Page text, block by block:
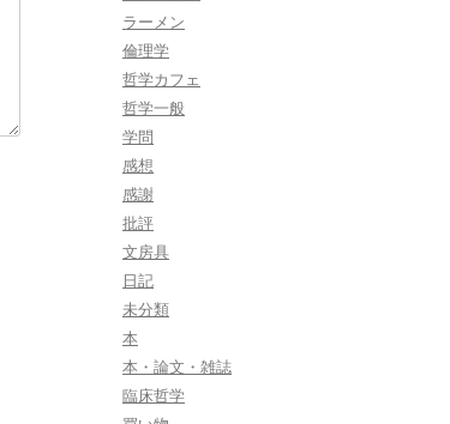
ラーメン
倫理学
哲学カフェ
哲学一般
学問
感想
感謝
批評
文房具
日記
未分類
本
本・論文・雑誌
臨床哲学